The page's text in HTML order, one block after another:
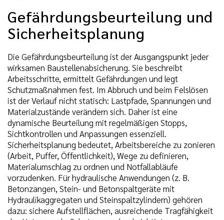
Gefährdungsbeurteilung und
Sicherheitsplanung
Die Gefährdungsbeurteilung ist der Ausgangspunkt jeder
wirksamen Baustellenabsicherung. Sie beschreibt
Arbeitsschritte, ermittelt Gefährdungen und legt
Schutzmaßnahmen fest. Im Abbruch und beim Felslösen
ist der Verlauf nicht statisch: Lastpfade, Spannungen und
Materialzustände verändern sich. Daher ist eine
dynamische Beurteilung mit regelmäßigen Stopps,
Sichtkontrollen und Anpassungen essenziell.
Sicherheitsplanung bedeutet, Arbeitsbereiche zu zonieren
(Arbeit, Puffer, Öffentlichkeit), Wege zu definieren,
Materialumschlag zu ordnen und Notfallabläufe
vorzudenken. Für hydraulische Anwendungen (z. B.
Betonzangen, Stein- und Betonspaltgeräte mit
Hydraulikaggregaten und Steinspaltzylindern) gehören
dazu: sichere Aufstellflächen, ausreichende Tragfähigkeit